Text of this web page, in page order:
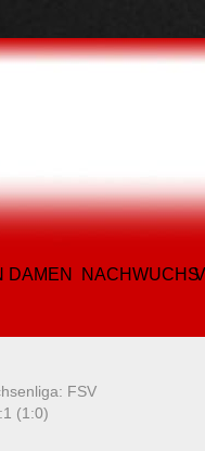
DAMEN NACHWUCHS
FSV
(1:0)